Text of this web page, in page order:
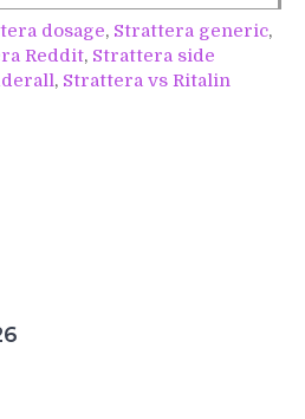
dosage, Strattera generic,
Reddit, Strattera side
, Strattera vs Ritalin